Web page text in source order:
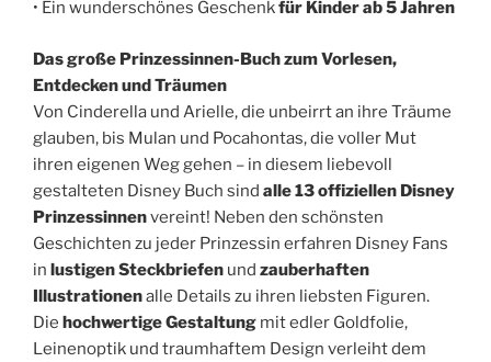
• Ein wunderschönes Geschenkfür Kinder ab 5 Jahren
Das große Prinzessinnen-Buch zum Vorlesen,
Entdecken und Träumen
Von Cinderella und Arielle, die unbeirrt an ihre Träume
glauben, bis Mulan und Pocahontas, die voller Mut
ihren eigenen Weg gehen – in diesem liebevoll
gestalteten Disney Buch sind alle 13 offiziellen Disney
Prinzessinnenvereint! Neben den schönsten
Geschichten zu jeder Prinzessin erfahren Disney Fans
in lustigen Steckbriefen und zauberhaften
Illustrationenalle Details zu ihren liebsten Figuren.
Die hochwertige Gestaltung mit edler Goldfolie,
Leinenoptik und traumhaftem Design verleiht dem